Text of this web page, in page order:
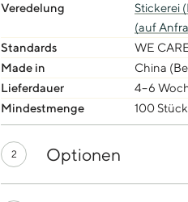
Veredelung
Stickerei
(auf
Standards
WE
Made in
China
Lieferdauer
4–6
Mindestmenge
100 Stück
2 Optionen